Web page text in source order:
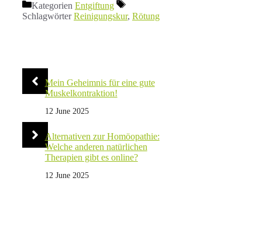
Kategorien Entgiftung
SchlagwörterReinigungskur, Rötung
Mein Geheimnis für eine gute
Muskelkontraktion!
12 June 2025
Alternativen zur Homöopathie:
Welche anderen natürlichen
Therapien gibt es online?
12 June 2025